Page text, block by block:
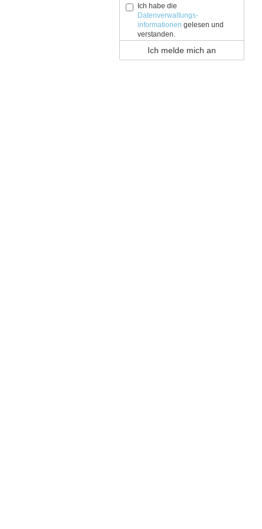
Ich habe die
Datenverwaltungs-
informationen gelesen und
verstanden.